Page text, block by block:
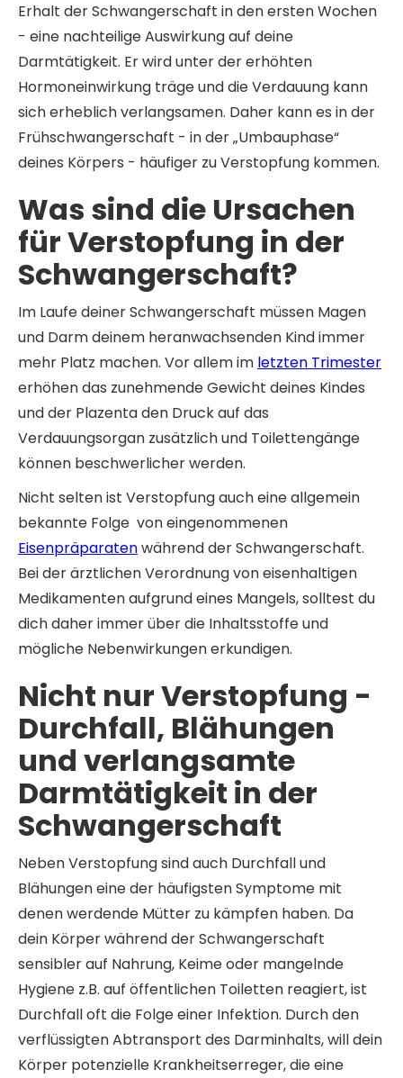
Erhalt der Schwangerschaft in den ersten Wochen
- eine nachteilige Auswirkung auf deine
Darmtätigkeit. Er wird unter der erhöhten
Hormoneinwirkung träge und die Verdauung kann
sich erheblich verlangsamen. Daher kann es in der
Frühschwangerschaft - in der „Umbauphase“
deines Körpers - häufiger zu Verstopfung kommen.
Was sind die Ursachen
für Verstopfung in der
Schwangerschaft?
Im Laufe deiner Schwangerschaft müssen Magen
und Darm deinem heranwachsenden Kind immer
mehr Platz machen. Vor allem im letzten Trimester
erhöhen das zunehmende Gewicht deines Kindes
und der Plazenta den Druck auf das
Verdauungsorgan zusätzlich und Toilettengänge
können beschwerlicher werden.
Nicht selten ist Verstopfung auch eine allgemein
bekannte Folge von eingenommenen
Eisenpräparatenwährend der Schwangerschaft.
Bei der ärztlichen Verordnung von eisenhaltigen
Medikamenten aufgrund eines Mangels, solltest du
dich daher immer über die Inhaltsstoffe und
mögliche Nebenwirkungen erkundigen.
Nicht nur Verstopfung -
Durchfall, Blähungen
und verlangsamte
Darmtätigkeit in der
Schwangerschaft
Neben Verstopfung sind auch Durchfall und
Blähungen eine der häufigsten Symptome mit
denen werdende Mütter zu kämpfen haben. Da
dein Körper während der Schwangerschaft
sensibler auf Nahrung, Keime oder mangelnde
Hygiene z.B. auf öffentlichen Toiletten reagiert, ist
Durchfall oft die Folge einer Infektion. Durch den
verflüssigten Abtransport des Darminhalts, will dein
Körper potenzielle Krankheitserreger, die eine